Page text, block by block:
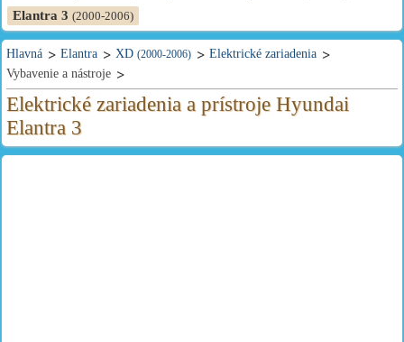
Elantra 3 (2000-2006)
Hlavná Elantra XD (2000-2006)
Elektrické zariadenia
Vybavenie a nástroje
Elektrické zariadenia a prístroje Hyundai
Elantra 3